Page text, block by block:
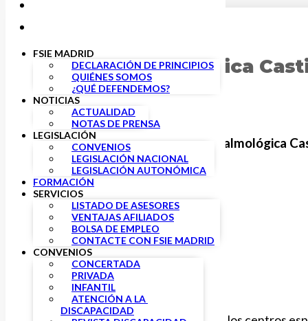
FSIE MADRID
DECLARACIÓN DE PRINCIPIOS
QUIÉNES SOMOS
¿QUÉ DEFENDEMOS?
NOTICIAS
ACTUALIDAD
NOTAS DE PRENSA
LEGISLACIÓN
CONVENIOS
LEGISLACIÓN NACIONAL
LEGISLACIÓN AUTONÓMICA
FORMACIÓN
SERVICIOS
LISTADO DE ASESORES
VENTAJAS AFILIADOS
BOLSA DE EMPLEO
CONTACTE CON FSIE MADRID
CONVENIOS
CONCERTADA
PRIVADA
INFANTIL
ATENCIÓN A LA
DISCAPACIDAD
Clínica oftalmológica
Clínica Oftalmológica